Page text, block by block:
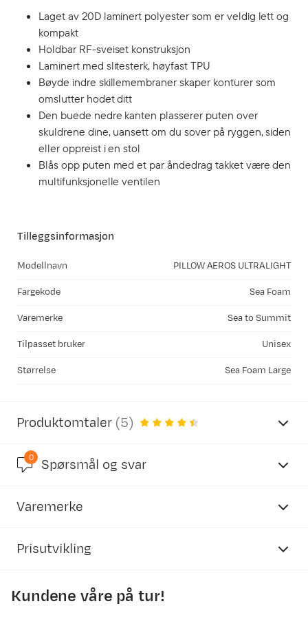
Laget av 20D laminert polyester som er veldig lett og
kompakt
Holdbar RF-sveiset konstruksjon
Laminert med slitesterk, høyfast TPU
Bøyde indre skillemembraner skaper konturer som
omslutter hodet ditt
Den buede nedre kanten plasserer puten over
skuldrene dine, uansett om du sover på ryggen, siden
eller oppreist i en stol
Blås opp puten med et par åndedrag takket være den
multifunksjonelle ventilen
Tilleggsinformasjon
Modellnavn PILLOW AEROS ULTRALIGHT
Fargekode Sea Foam
Varemerke Sea to Summit
Tilpasset bruker Unisex
Størrelse Sea Foam Large
Produktomtaler (5)
4.6
Torill T
Bekreftet kjøper
0 Spørsmål og svar
Varemerke
Prisutvikling
750
Kundene våre på tur!